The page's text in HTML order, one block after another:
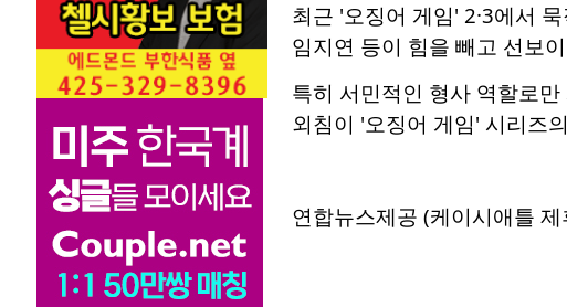
최근 '오징어 게임' 2·3에서
임지연 등이 힘을 빼고 선보
특히 서민적인 형사 역할로
외침이 '오징어 게임' 시리즈
연합뉴스제공 (케이시애틀 제